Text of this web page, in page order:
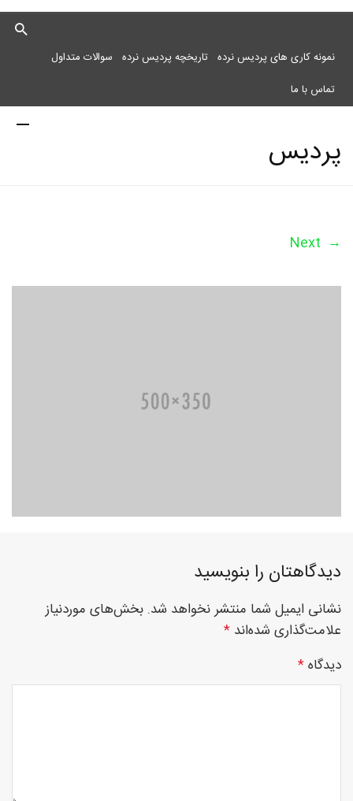
نمونه کاری های پردیس نرده تاریخچه پردیس نرده سوالات متداول
تماس با ما
پردیس
نرده
نرده
Next →
دیدگاهتان را بنویسید
نشانی ایمیل شما منتشر نخواهد شد. بخش‌های موردنیاز
علامت‌گذاری شده‌اند *
دیدگاه*